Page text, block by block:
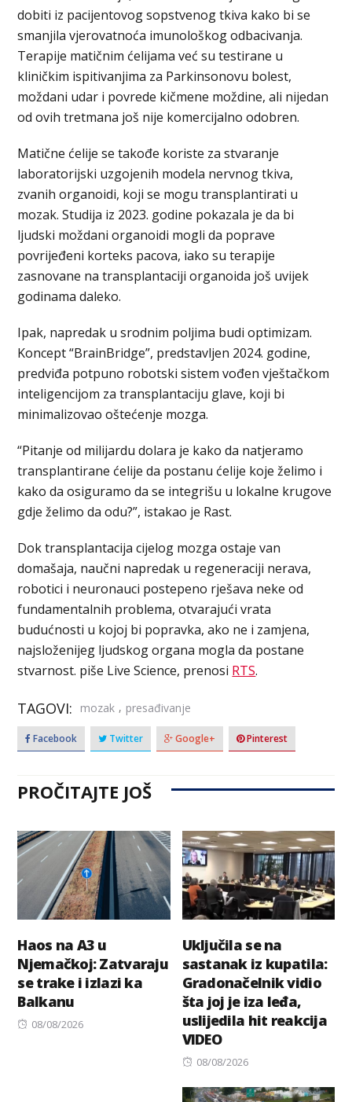
dobiti iz pacijentovog sopstvenog tkiva kako bi se
smanjila vjerovatnoća imunološkog odbacivanja.
Terapije matičnim ćelijama već su testirane u
kliničkim ispitivanjima za Parkinsonovu bolest,
moždani udar i povrede kičmene moždine, ali nijedan
od ovih tretmana još nije komercijalno odobren.
Matične ćelije se takođe koriste za stvaranje
laboratorijski uzgojenih modela nervnog tkiva,
zvanih organoidi, koji se mogu transplantirati u
mozak. Studija iz 2023. godine pokazala je da bi
ljudski moždani organoidi mogli da poprave
povrijeđeni korteks pacova, iako su terapije
zasnovane na transplantaciji organoida još uvijek
godinama daleko.
Ipak, napredak u srodnim poljima budi optimizam.
Koncept “BrainBridge”, predstavljen 2024. godine,
predviđa potpuno robotski sistem vođen vještačkom
inteligencijom za transplantaciju glave, koji bi
minimalizovao oštećenje mozga.
“Pitanje od milijardu dolara je kako da natjeramo
transplantirane ćelije da postanu ćelije koje želimo i
kako da osiguramo da se integrišu u lokalne krugove
gdje želimo da odu?”, istakao je Rast.
Dok transplantacija cijelog mozga ostaje van
domašaja, naučni napredak u regeneraciji nerava,
robotici i neuronauci postepeno rješava neke od
fundamentalnih problema, otvarajući vrata
budućnosti u kojoj bi popravka, ako ne i zamjena,
najsloženijeg ljudskog organa mogla da postane
stvarnost. piše Live Science, prenosi RTS.
TAGOVI: mozak , presađivanje
Facebook Twitter Google+ Pinterest
PROČITAJTE JOŠ
Haos na A3 u
Njemačkoj: Zatvaraju
se trake i izlazi ka
Balkanu
Posted
08/08/2026
Uključila se na
sastanak iz kupatila:
Gradonačelnik vidio
šta joj je iza leđa,
uslijedila hit reakcija
VIDEO
Posted
08/08/2026